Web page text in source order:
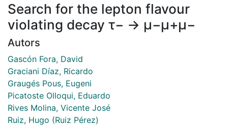
Search for the lepton flavour
violating decay τ− → μ−μ+μ−
Autors
Gascón Fora, David
Graciani Díaz, Ricardo
Graugés Pous, Eugeni
Picatoste Olloqui, Eduardo
Rives Molina, Vicente José
Ruiz, Hugo (Ruiz Pérez)